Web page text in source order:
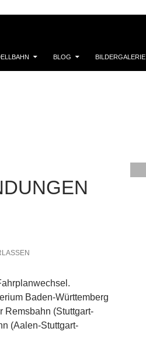
BLOG BILDERGALERIE
Baden-Württemberg
Remsbahn (Stuttgart-
(Aalen-Stuttgart-